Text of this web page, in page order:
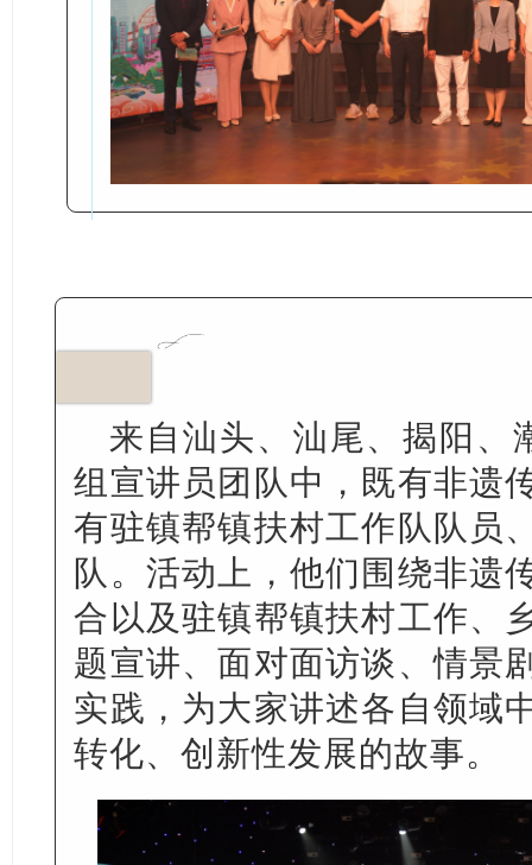
来自汕头、汕尾、揭阳、
组宣讲员团队中，既有非遗
有驻镇帮镇扶村工作队队员
队。活动上，他们围绕非遗
合以及驻镇帮镇扶村工作、
题宣讲、面对面访谈、情景
实践，为大家讲述各自领域
转化、创新性发展的故事。